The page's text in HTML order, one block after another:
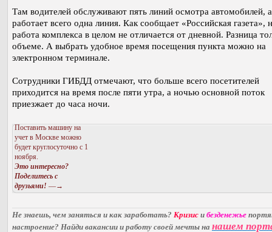
Там водителей обслуживают пять линий осмотра автомобилей,
работает всего одна линия. Как сообщает «Российская газета»,
работа комплекса в целом не отличается от дневной. Разница
объеме. А выбрать удобное время посещения пункта можно на
электронном терминале.
Сотрудники ГИБДД отмечают, что больше всего посетителей
приходится на время после пяти утра, а ночью основной поток
приезжает до часа ночи.
Поставить машину на
учет в Москве можно
будет круглосуточно с 1
ноября.
Это интересно?
Поделитесь с
друзьями! —→
Не знаешь, чем заняться и как заработать? Кризис и безденежье
настроение? Найди вакансии и работу своей мечты на нашем